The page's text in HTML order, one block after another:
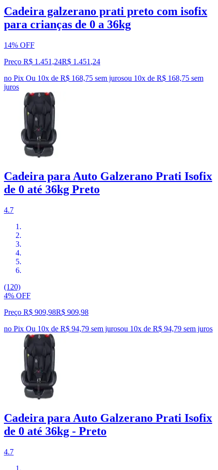
Cadeira galzerano prati preto com isofix
para crianças de 0 a 36kg
14% OFF
Preço R$ 1.451,24R$ 1.451 ,24
no Pix Ou 10x de R$ 168,75 sem jurosou 10x de R$ 168,75 sem
juros
Cadeira para Auto Galzerano Prati Isofix
de 0 até 36kg Preto
4.7
(120)
4% OFF
Preço R$ 909,98R$ 909,98
no Pix Ou 10x de R$ 94,79 sem jurosou 10x de R$ 94,79 sem juros
Cadeira para Auto Galzerano Prati Isofix
de 0 até 36kg - Preto
4.7